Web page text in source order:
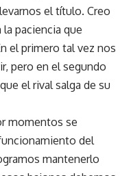
el título. Creo
paciencia que
el primero tal vez nos
pero en el segundo
el rival salga de su
momentos se
del
mantenerlo